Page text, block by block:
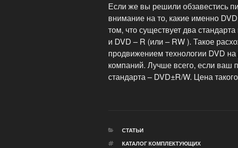
Если же вы решили обзавестись
внимание на то, какие именно
том, что существует два
и DVD – R (или – RW ). Такое
продвижением технологии DVD
компаний. Лучше всего, если ваш
стандарта – DVD±R/W. Цена
РУБРИКИ
СТАТЬИ
МЕТКИ
КАТАЛОГ КОМПЛЕКТУЮЩИХ